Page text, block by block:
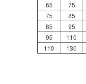
65
75
75
85
85
95
95
110
110
130